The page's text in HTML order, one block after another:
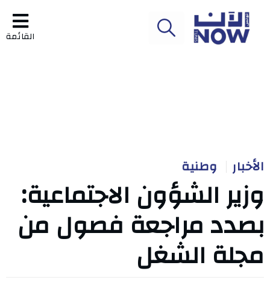
القائمة
الأخبار وطنية
وزير الشؤون الاجتماعية:
بصدد مراجعة فصول من
مجلة الشغل